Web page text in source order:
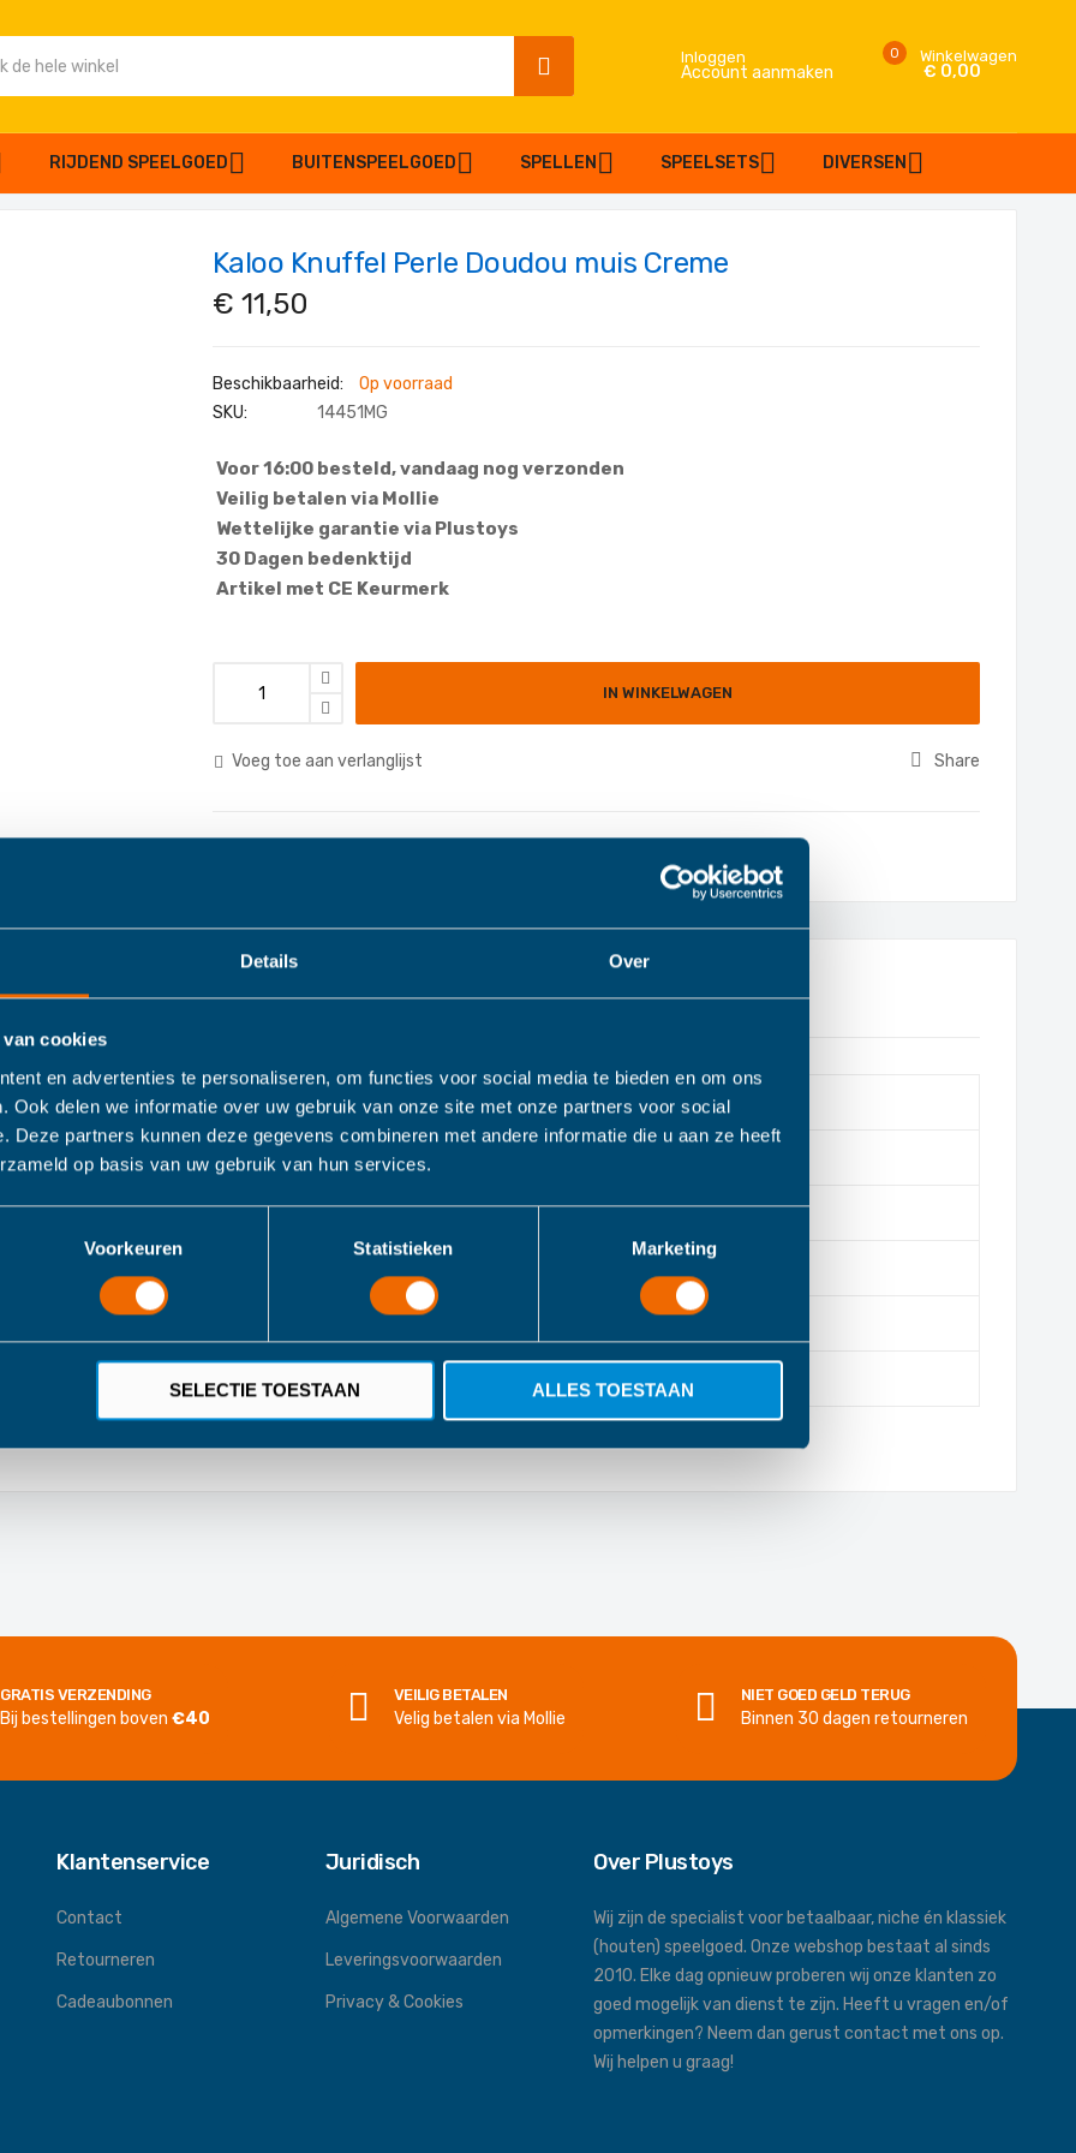
Details Over
cookies
en advertenties te personaliseren, om functies voor social media te bieden en om ons
Ook delen we informatie over uw gebruik van onze site met onze partners voor social
Deze partners kunnen deze gegevens combineren met andere informatie die u aan ze heeft
op basis van uw gebruik van hun services.
Voorkeuren Statistieken Marketing
SELECTIE TOESTAAN ALLES TOESTAAN
SEARCH
Inloggen
Account aanmaken
0 Winkelwagen
€ 0,00
RIJDEND SPEELGOED BUITENSPEELGOED SPELLEN SPEELSETS DIVERSEN
Kaloo Knuffel Perle Doudou muis Creme
€ 11,50
Op voorraad
SKU
14451MG
Voor 16:00 besteld, vandaag nog verzonden
Veilig betalen via Mollie
Wettelijke garantie via Plustoys
30 Dagen bedenktijd
Artikel met CE Keurmerk
IN WINKELWAGEN
Voeg toe aan verlanglijst Share
Details
Doudou muis Creme
Meer informatie
GRATIS VERZENDING
Bij bestellingen boven€40
VEILIG BETALEN
Velig betalen via Mollie
NIET GOED GELD TERUG
Binnen 30 dagen retourneren
Klantenservice
Contact
Retourneren
Cadeaubonnen
Juridisch
Algemene Voorwaarden
Leveringsvoorwaarden
Privacy & Cookies
Over Plustoys
Wij zijn de specialist voor betaalbaar, niche én klassiek
(houten) speelgoed. Onze webshop bestaat al sinds
2010. Elke dag opnieuw proberen wij onze klanten zo
goed mogelijk van dienst te zijn. Heeft u vragen en/of
opmerkingen? Neem dan gerust contact met ons op.
Wij helpen u graag!